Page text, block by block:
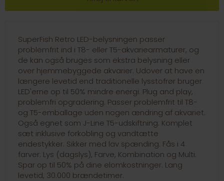
SuperFish Retro LED-belysningen passer
problemfrit ind i T8- eller T5-akvariearmaturer, og
de kan også bruges som ekstra belysning eller
over hjemmebyggede akvarier. Udover at have en
længere levetid end traditionelle lysstofrør bruger
LED'erne op til 50% mindre energi. Plug and play,
problemfri opgradering. Passer problemfrit til T8-
og T5-emballage uden nogen ændring af akvariet.
Også egnet som J-Line T5-udskiftning. Komplet
sæt inklusive forkobling og vandtætte
endestykker. Sikker med lav spænding. Fås i 4
farver: Lys (dagslys), Farve, Kombination og Multi.
Spar op til 50% på dine elomkostninger. Lang
levetid, 30.000 brændetimer.